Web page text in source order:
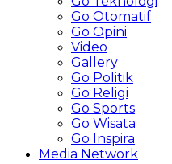
Go Otomatif
Go Opini
Video
Gallery
Go Politik
Go Religi
Go Sports
Go Wisata
Go Inspira
Media Network